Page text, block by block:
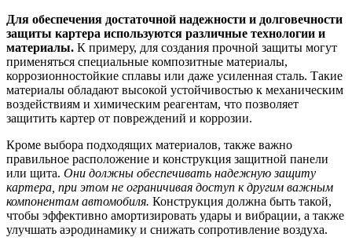
Для обеспечения достаточной надежности и долговечности
защиты картера используются различные технологии и
материалы. К примеру, для создания прочной защиты могут
применяться специальные композитные материалы,
коррозионностойкие сплавы или даже усиленная сталь. Такие
материалы обладают высокой устойчивостью к механическим
воздействиям и химическим реагентам, что позволяет
защитить картер от повреждений и коррозии.
Кроме выбора подходящих материалов, также важно
правильное расположение и конструкция защитной панели
или щита. Они должны обеспечивать надежную защиту
картера, при этом не ограничивая доступ к другим важным
компонентам автомобиля. Конструкция должна быть такой,
чтобы эффективно амортизировать удары и вибрации, а также
улучшать аэродинамику и снижать сопротивление воздуха.